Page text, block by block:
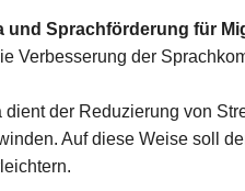
und Sprachförderung für
Verbesserung der
dient der Reduzierung von
Auf diese Weise soll